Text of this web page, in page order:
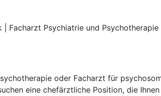
| Facharzt Psychiatrie und
oder Facharzt für
eine chefärztliche Position, die